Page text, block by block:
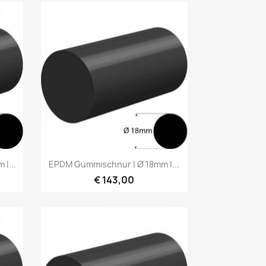
|... Vorschau
EPDM Gummischnur | Ø 18mm |...
€ 143,00